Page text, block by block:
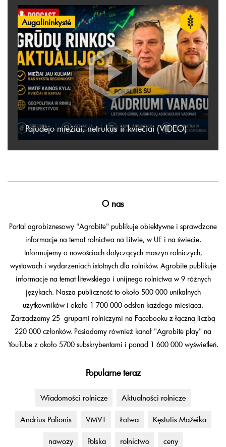
Augalininkystė
Pajudėjo miežiai, netrukus ir kviečiai (VIDEO)
O nas
Portal agrobiznesowy "Agrobitė" publikuje obiektywne i sprawdzone
informacje na temat rolnictwa na Litwie, w UE i na świecie.
Informujemy o nowościach dotyczących maszyn rolniczych,
wystawach i wydarzeniach istotnych dla rolników. Agrobitė publikuje
informacje na temat litewskiego i unijnego rolnictwa w 9 różnych
językach. Nasza publiczność to około 500 000 unikalnych
użytkowników i około 1 700 000 odsłon każdego miesiąca.
Zarządzamy 25 grupami rolniczymi na Facebooku z łączną liczbą
220 000 członków. Posiadamy również kanał "Agrobitė play" na
YouTube z około 5700 subskrybentami i ponad 1 600 000 wyświetleń.
Popularne teraz
Wiadomości rolnicze Aktualności rolnicze
Andrius Palionis VMVT Łotwa Kęstutis Mažeika
nawozy Polska rolnictwo ceny